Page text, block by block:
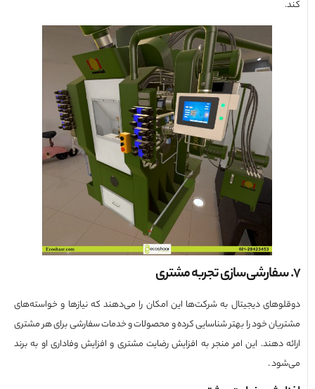
دیجیتال به شرکت‌ها این امکان را می‌دهند که نیازها و خواسته‌های
خود را بهتر شناسایی کرده و محصولات و خدمات سفارشی برای هر مشتری
دهند. این امر منجر به افزایش رضایت مشتری و افزایش وفاداری او به برند
.